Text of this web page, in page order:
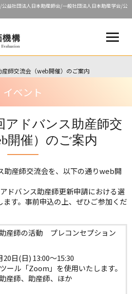
益社団法人日本助産師会/一般社団法人日本助産学会/公
師交流会（web開催）のご案内
イベント
アドバンス助産師交
開催）のご案内
助産師交流会を、以下の通りweb開
ドバンス助産師更新申請における選
す。事前申込の上、ぜひご参加くだ
産師の活動 プレコンセプション
日(日) 13:00～15:30
ール「Zoom」を使用いたします。
産師、助産師、ほか